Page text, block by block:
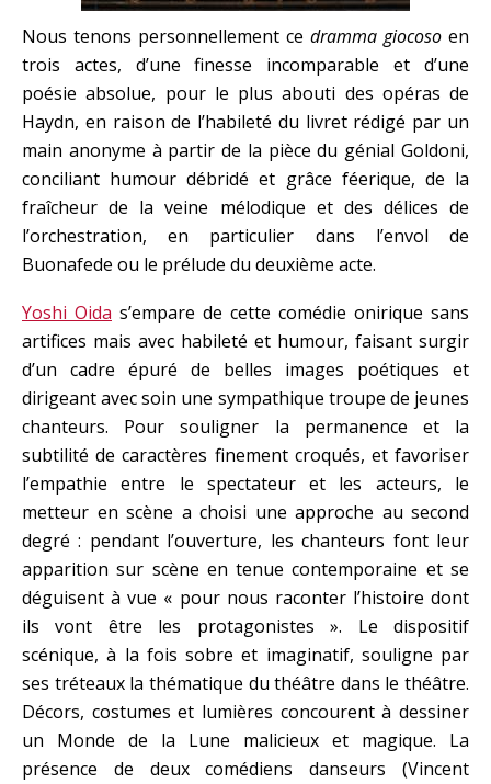
Nous tenons personnellement ce dramma giocoso en
trois actes, d’une finesse incomparable et d’une
poésie absolue, pour le plus abouti des opéras de
Haydn, en raison de l’habileté du livret rédigé par un
main anonyme à partir de la pièce du génial Goldoni,
conciliant humour débridé et grâce féerique, de la
fraîcheur de la veine mélodique et des délices de
l’orchestration, en particulier dans l’envol de
Buonafede ou le prélude du deuxième acte.
Yoshi Oida s’empare de cette comédie onirique sans
artifices mais avec habileté et humour, faisant surgir
d’un cadre épuré de belles images poétiques et
dirigeant avec soin une sympathique troupe de jeunes
chanteurs. Pour souligner la permanence et la
subtilité de caractères finement croqués, et favoriser
l’empathie entre le spectateur et les acteurs, le
metteur en scène a choisi une approche au second
degré : pendant l’ouverture, les chanteurs font leur
apparition sur scène en tenue contemporaine et se
déguisent à vue « pour nous raconter l’histoire dont
ils vont être les protagonistes ». Le dispositif
scénique, à la fois sobre et imaginatif, souligne par
ses tréteaux la thématique du théâtre dans le théâtre.
Décors, costumes et lumières concourent à dessiner
un Monde de la Lune malicieux et magique. La
présence de deux comédiens danseurs (Vincent